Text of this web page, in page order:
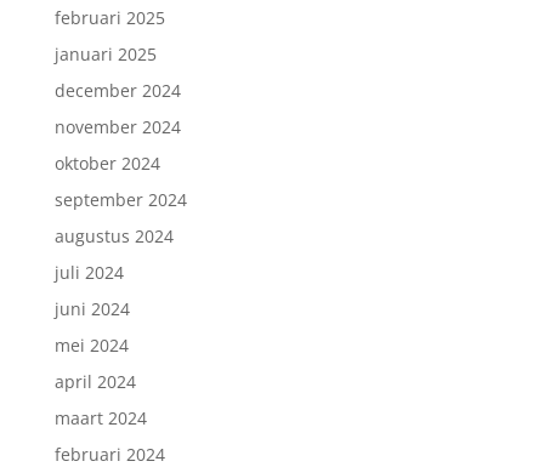
februari 2025
januari 2025
december 2024
november 2024
oktober 2024
september 2024
augustus 2024
juli 2024
juni 2024
mei 2024
april 2024
maart 2024
februari 2024